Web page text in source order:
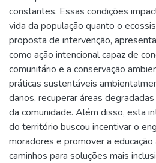
constantes. Essas condições
vida da população quanto o
proposta de intervenção,
como ação intencional capaz de
comunitário e a conservação
práticas sustentáveis
danos, recuperar áreas
da comunidade. Além disso, esta
do território buscou incentivar o
moradores e promover a educação
caminhos para soluções mais